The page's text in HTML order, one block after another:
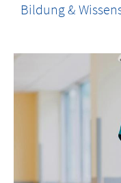
Bildung &